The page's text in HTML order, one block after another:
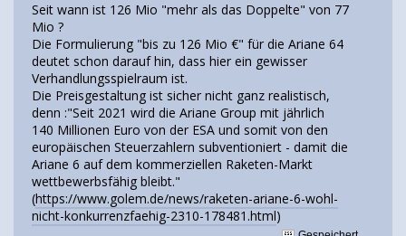
Seit wann ist 126 Mio "mehr als das Doppelte" von 77
Mio ?
Die Formulierung "bis zu 126 Mio €" für die Ariane 64
deutet schon darauf hin, dass hier ein gewisser
Verhandlungsspielraum ist.
Die Preisgestaltung ist sicher nicht ganz realistisch,
denn :"Seit 2021 wird die Ariane Group mit jährlich
140 Millionen Euro von der ESA und somit von den
europäischen Steuerzahlern subventioniert - damit die
Ariane 6 auf dem kommerziellen Raketen-Markt
wettbewerbsfähig bleibt."
(https://www.golem.de/news/raketen-ariane-6-wohl-
nicht-konkurrenzfaehig-2310-178481.html)